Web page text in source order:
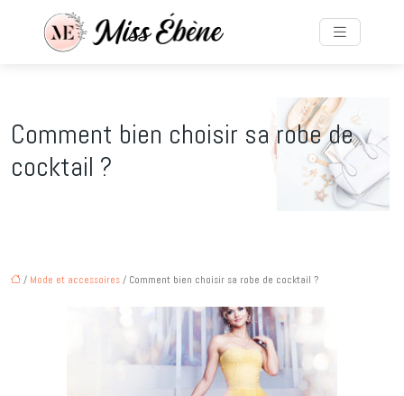
Comment bien choisir sa robe de
cocktail ?
/ Mode et accessoires / Comment bien choisir sa robe de cocktail ?